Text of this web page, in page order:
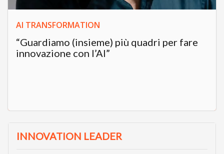
AI TRANSFORMATION
“Guardiamo (insieme) più quadri per fare
innovazione con l’AI”
INNOVATION LEADER